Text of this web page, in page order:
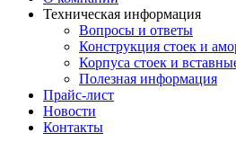
Техническая информация
Вопросы и ответы
Конструкция стоек и
Корпуса стоек и
Полезная информация
Прайс-лист
Новости
Контакты